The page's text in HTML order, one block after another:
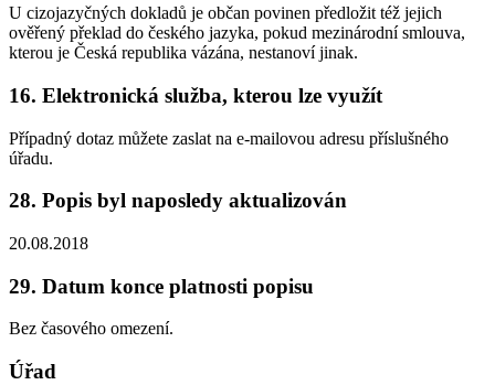
U cizojazyčných dokladů je občan povinen předložit též jejich
ověřený překlad do českého jazyka, pokud mezinárodní smlouva,
kterou je Česká republika vázána, nestanoví jinak.
16. Elektronická služba, kterou lze využít
Případný dotaz můžete zaslat na e-mailovou adresu příslušného
úřadu.
28. Popis byl naposledy aktualizován
20.08.2018
29. Datum konce platnosti popisu
Bez časového omezení.
Úřad